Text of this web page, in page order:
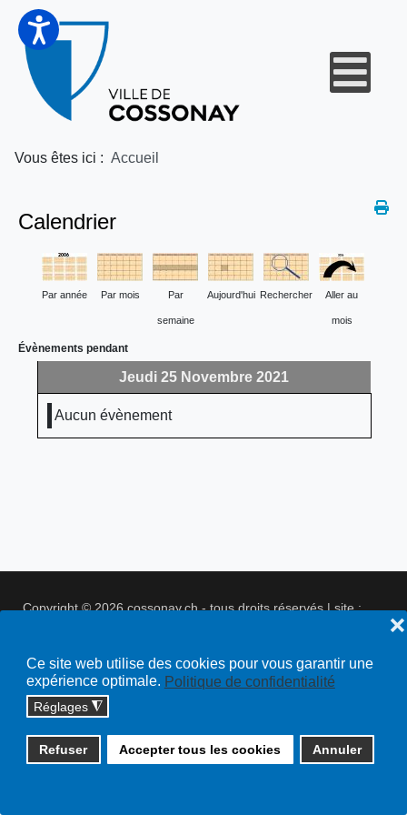
Ce site web utilise des cookies pour vous garantir une
expérience optimale. Politique de confidentialité
Réglages ◮
Refuser Accepter tous les cookies Annuler
❌
Vous êtes ici : Accueil
Calendrier
Par année Par mois Par
semaine
Aujourd'hui Rechercher Aller au
mois
Évènements pendant
Jeudi 25 Novembre 2021
Aucun évènement
Copyright © 2026 cossonay.ch - tous droits réservés | site :
Plan du site